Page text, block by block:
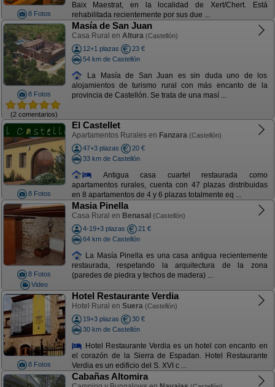
8 Fotos
Baix Maestrat, en la localidad de Xert/Chert. Está
rehabilitada recientemente por sus due ...
8 Fotos
(2 comentarios)
Masía de San Juan
Casa Rural en Altura (Castellón)
12+1 plazas
23 €
54 km de Castellón
La Masía de San Juan es sin duda uno de los
alojamientos de turismo rural con más encanto de la
provincia de Castellón. Se trata de una masí ...
8 Fotos
El Castellet
Apartamentos Rurales en Fanzara (Castellón)
47+3 plazas
20 €
33 km de Castellón
Antigua casa cuartel restaurada como
apartamentos rurales, cuenta con 47 plazas distribuidas
en 8 apartamentos de 4 y 6 plazas totalmente eq ...
8 Fotos
Video
Masia Pinella
Casa Rural en Benasal (Castellón)
4-19+3 plazas
21 €
64 km de Castellón
La Masía Pinella es una casa antigua recientemente
restaurada, respetando la arquitectura de la zona
(paredes de piedra y techos de madera) ...
8 Fotos
Hotel Restaurante Verdia
Hotel Rural en Suera (Castellón)
19+3 plazas
30 €
30 km de Castellón
Hotel Restaurante Verdia es un hotel con encanto en
el corazón de la Sierra de Espadan. Hotel Restaurante
Verdia es un edificio del S. XVI c ...
Cabañas Altomira